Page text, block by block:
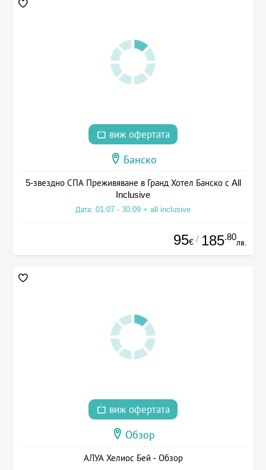
виж офертата
Банско
5-звездно СПА Преживяване в Гранд Хотел Банско с All
Inclusive
Дата: 01.07 - 30.09 + all inclusive
95€ / 185.80
лв.
виж офертата
Обзор
АЛУА Хелиос Бей - Обзор